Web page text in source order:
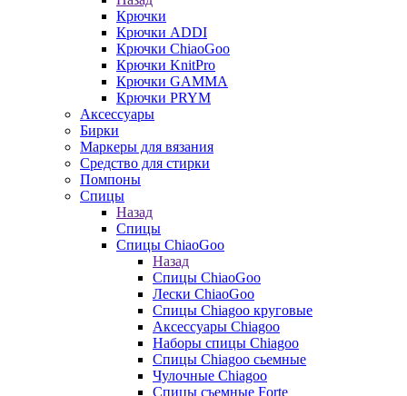
Крючки
Крючки ADDI
Крючки ChiaoGoo
Крючки KnitPro
Крючки GAMMA
Крючки PRYM
Аксессуары
Бирки
Маркеры для вязания
Средство для стирки
Помпоны
Спицы
Назад
Спицы
Спицы ChiaoGoo
Назад
Спицы ChiaoGoo
Лески ChiaoGoo
Cпицы Сhiagoo круговые
Аксессуары Chiagoo
Наборы спицы Chiagoo
Спицы Chiagoo сьемные
Чулочные Chiagoo
Спицы съемные Forte